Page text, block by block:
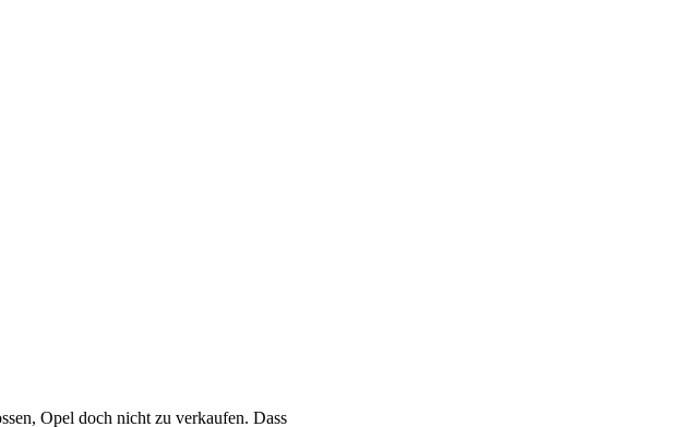
Opel doch nicht zu verkaufen. Dass